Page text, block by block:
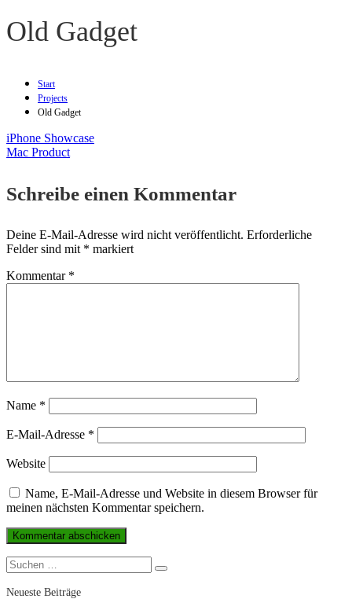
Old Gadget
Start
Projects
Old Gadget
Beitragsnavigation
iPhone Showcase
Mac Product
Schreibe einen Kommentar
Deine E-Mail-Adresse wird nicht veröffentlicht. Erforderliche
Felder sind mit * markiert
Kommentar *
Name *
E-Mail-Adresse *
Website
Name, E-Mail-Adresse und Website in diesem Browser für
meinen nächsten Kommentar speichern.
Suchen
nach:
Suchen
Neueste Beiträge